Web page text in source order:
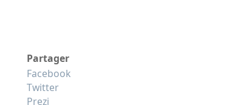
Partager
Facebook
Twitter
Prezi